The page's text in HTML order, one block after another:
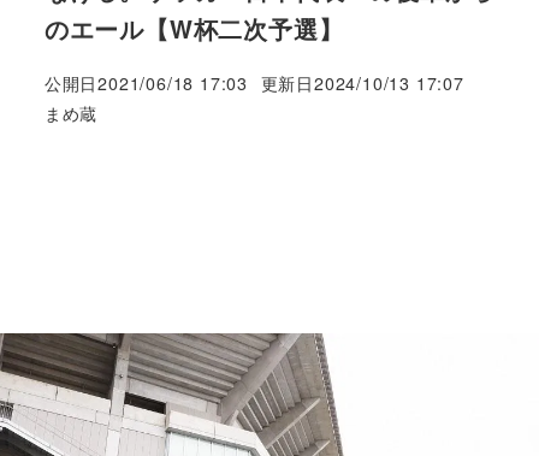
のエール【W杯二次予選】
公開日2021/06/18 17:03 更新日2024/10/13 17:07
著
まめ蔵